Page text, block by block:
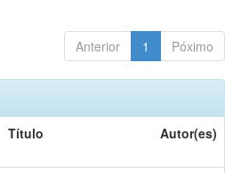
Anterior 1 Póximo
Título Autor(es)